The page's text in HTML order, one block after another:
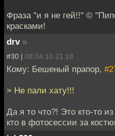
Фраза "и я не гей!!" ©
красками!
drv »
#30 | 08.04.10 21:18
Кому: Бешеный прапор,
> Не пали хату!!!
Да я то что?! Это кто-то
кто в фотосессии за